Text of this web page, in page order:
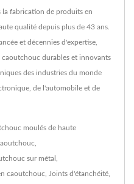
la fabrication de produits en
qualité depuis plus de 43 ans.
et décennies d'expertise,
durables et innovants
des industries du monde
de l'automobile et de
moulés de haute
sur métal
caoutchouc Joints d'étanchéité